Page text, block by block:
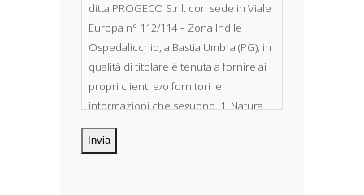
ditta PROGECO S.r.l. con sede in Viale
Europa n° 112/114 – Zona Ind.le
Ospedalicchio, a Bastia Umbra (PG), in
qualità di titolare è tenuta a fornire ai
propri clienti e/o fornitori le
informazioni che seguono. 1. Natura
dei dati personali Costituiscono
oggetto di trattamento i Suoi dati